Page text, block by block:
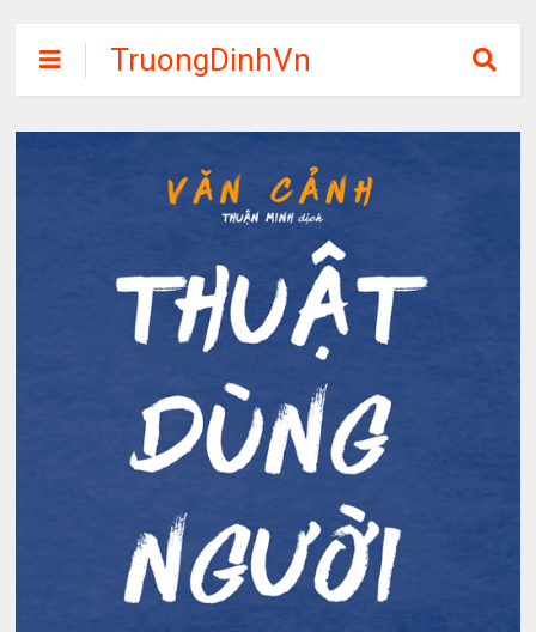
TruongDinhVn
Chia sẽ ebook,
các khóa học,
phần mềm học
tập miễn phí